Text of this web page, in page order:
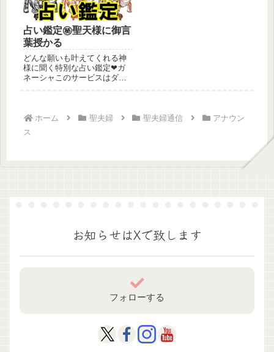
占い鑑定㊙聖天様に御言
葉授かる
どんな願いも叶えてくれる神
様に聞く特別な占い鑑定❤ガ
ネーシャこのサービスはダイ
ホーム 聖夫婦 聖夫婦通信
アナウン
ス
お知らせはXで致します
フォローする